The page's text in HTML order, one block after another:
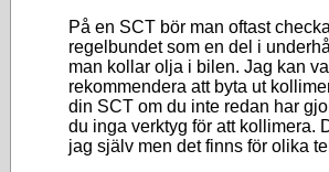
På en SCT bör man oftast
regelbundet som en del i
man kollar olja i bilen. Jag kan
rekommendera att byta ut
din SCT om du inte redan har
du inga verktyg för att kollimera.
jag själv men det finns för olika